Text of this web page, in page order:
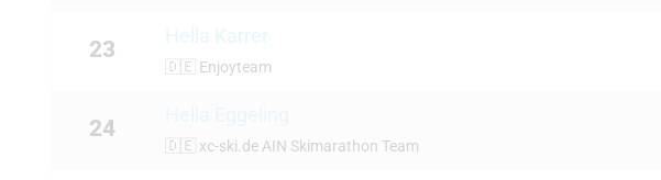
23
Hella Karrer
🇩🇪 Enjoyteam
24
🇩🇪 xc-ski.de AIN Skimarathon Team